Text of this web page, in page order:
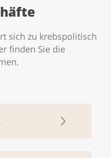
sich zu krebspolitisch
finden Sie die